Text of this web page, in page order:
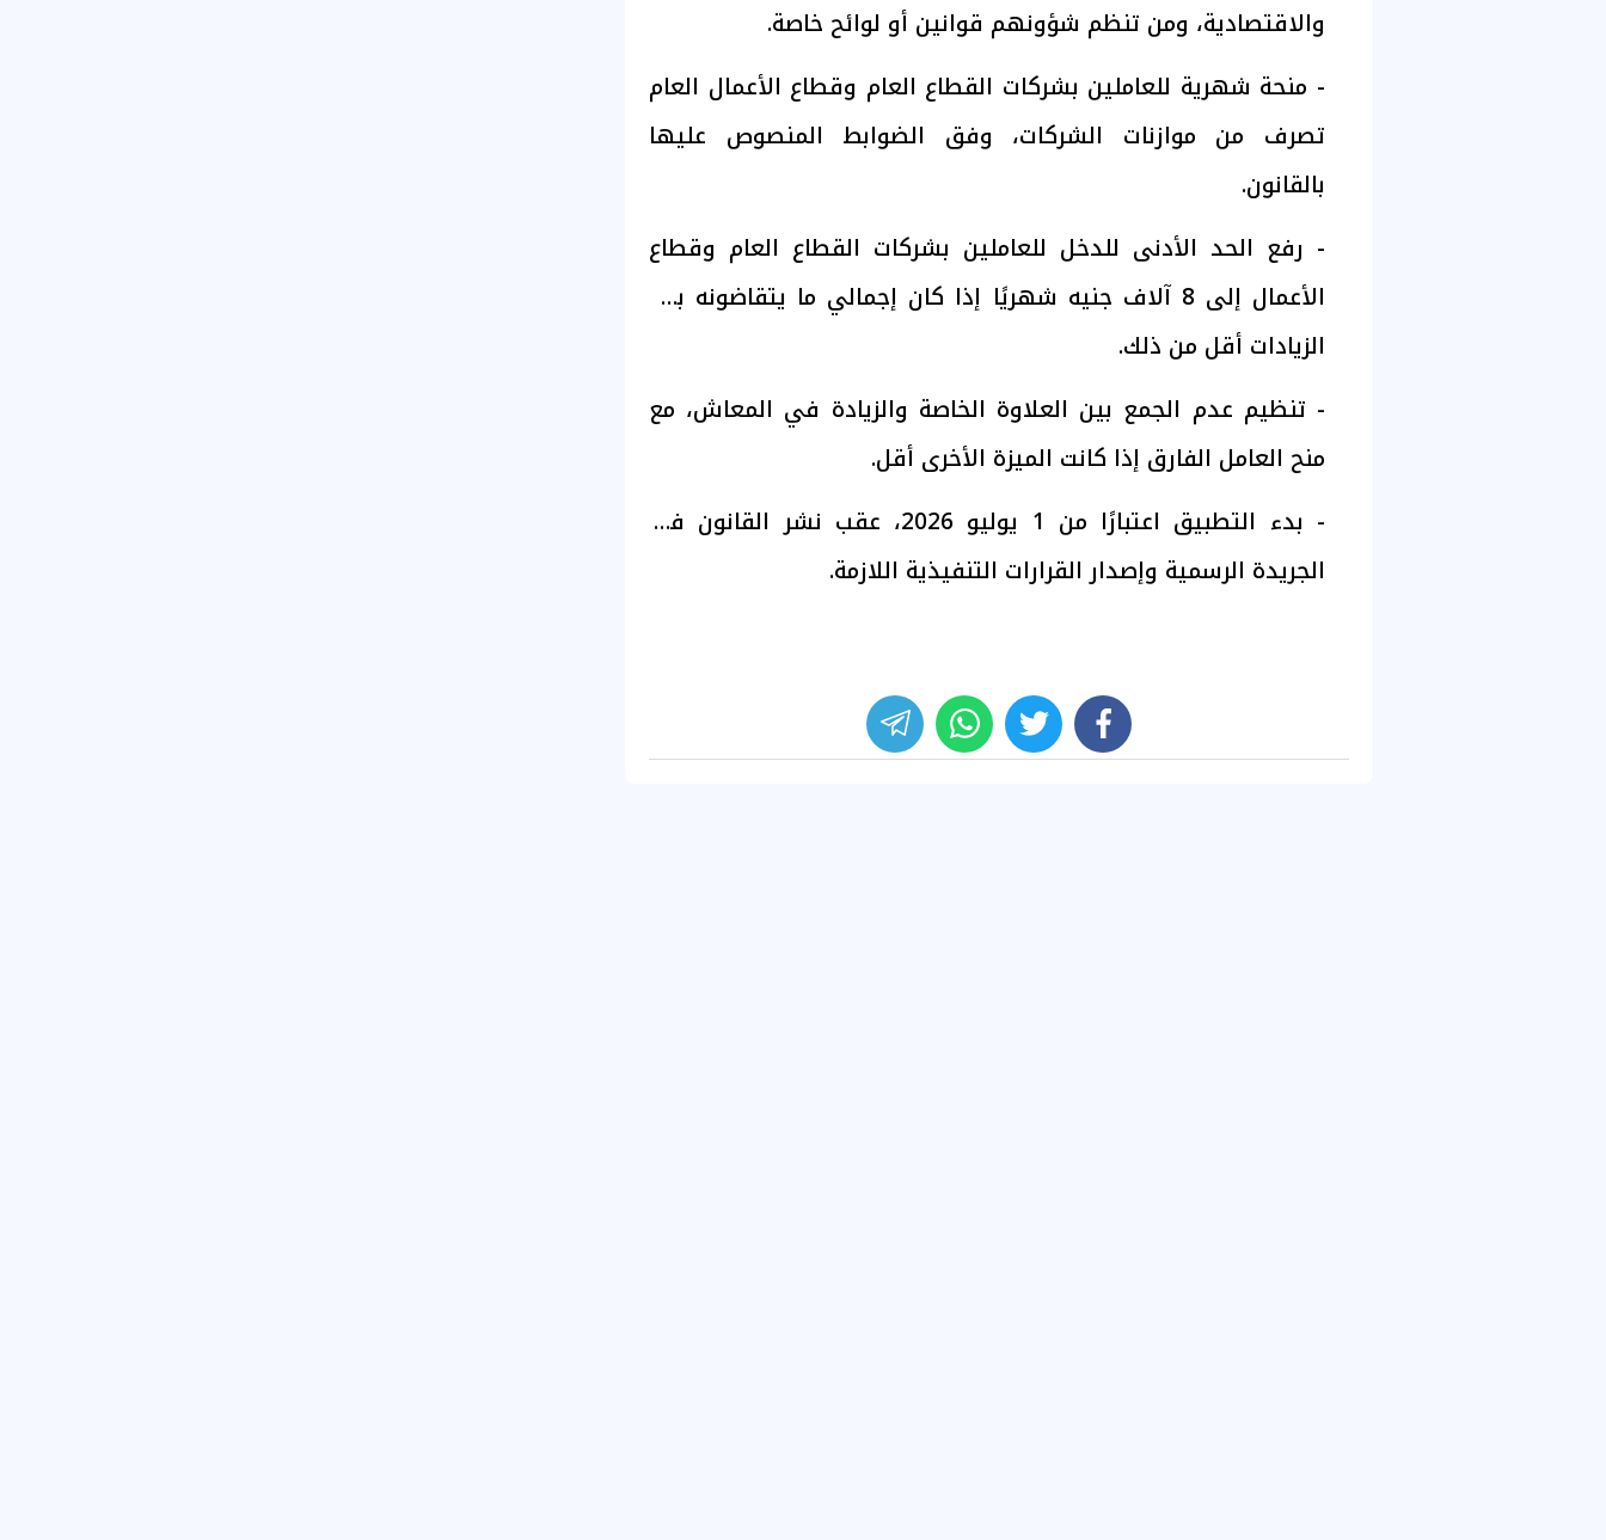
والاقتصادية، ومن تنظم شؤونهم قوانين أو لوائح خاصة.
- منحة شهرية للعاملين بشركات القطاع العام وقطاع الأعمال العام
تصرف من موازنات الشركات، وفق الضوابط المنصوص عليها
بالقانون.
- رفع الحد الأدنى للدخل للعاملين بشركات القطاع العام وقطاع
الأعمال إلى 8 آلاف جنيه شهريًا إذا كان إجمالي ما يتقاضونه بعد
الزيادات أقل من ذلك.
- تنظيم عدم الجمع بين العلاوة الخاصة والزيادة في المعاش، مع
منح العامل الفارق إذا كانت الميزة الأخرى أقل.
- بدء التطبيق اعتبارًا من 1 يوليو 2026، عقب نشر القانون في
الجريدة الرسمية وإصدار القرارات التنفيذية اللازمة.